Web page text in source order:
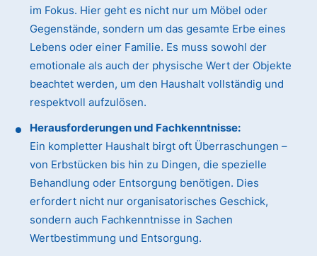
im Fokus. Hier geht es nicht nur um Möbel oder
Gegenstände, sondern um das gesamte Erbe eines
Lebens oder einer Familie. Es muss sowohl der
emotionale als auch der physische Wert der Objekte
beachtet werden, um den Haushalt vollständig und
respektvoll aufzulösen.
Herausforderungen und Fachkenntnisse:
Ein kompletter Haushalt birgt oft Überraschungen –
von Erbstücken bis hin zu Dingen, die spezielle
Behandlung oder Entsorgung benötigen. Dies
erfordert nicht nur organisatorisches Geschick,
sondern auch Fachkenntnisse in Sachen
Wertbestimmung und Entsorgung.